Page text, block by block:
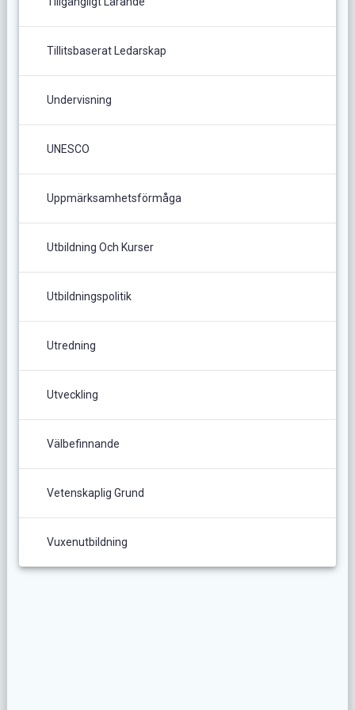
Tillitsbaserat Ledarskap
Undervisning
UNESCO
Uppmärksamhetsförmåga
Utbildning Och Kurser
Utbildningspolitik
Utredning
Utveckling
Välbefinnande
Vetenskaplig Grund
Vuxenutbildning